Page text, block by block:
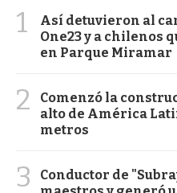
1
Así detuvieron al
One23 y a chilenos
en Parque Miramar
2
Comenzó la
alto de América
metros
3
Conductor de